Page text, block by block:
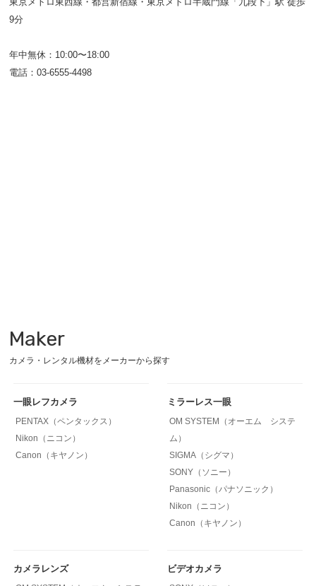
9分
年中無休：10:00〜18:00
電話：03-6555-4498
Maker
カメラ・レンタル機材をメーカーから探す
一眼レフカメラ
PENTAX（ペンタックス）
Nikon（ニコン）
Canon（キヤノン）
ミラーレス一眼
OM SYSTEM（オーエム システ
ム）
SIGMA（シグマ）
SONY（ソニー）
Panasonic（パナソニック）
Nikon（ニコン）
Canon（キヤノン）
カメラレンズ ビデオカメラ